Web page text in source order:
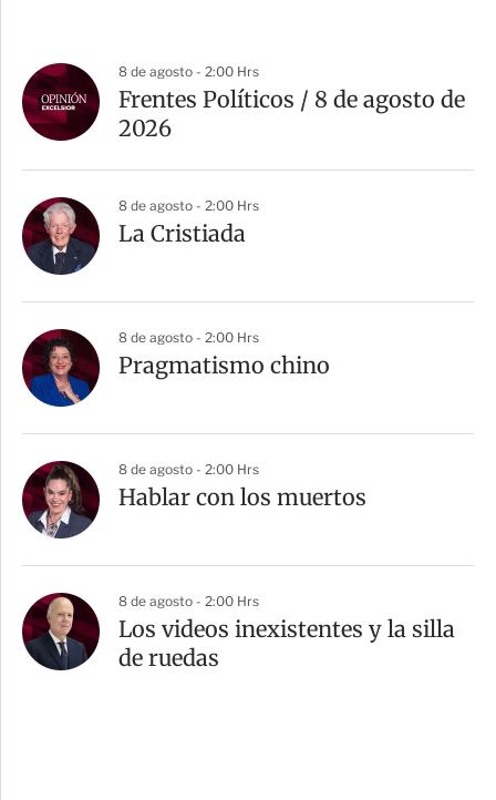
8 de agosto - 2:00 Hrs
Frentes Políticos / 8 de agosto de
2026
8 de agosto - 2:00 Hrs
La Cristiada
8 de agosto - 2:00 Hrs
Pragmatismo chino
8 de agosto - 2:00 Hrs
Hablar con los muertos
8 de agosto - 2:00 Hrs
Los videos inexistentes y la silla
de ruedas